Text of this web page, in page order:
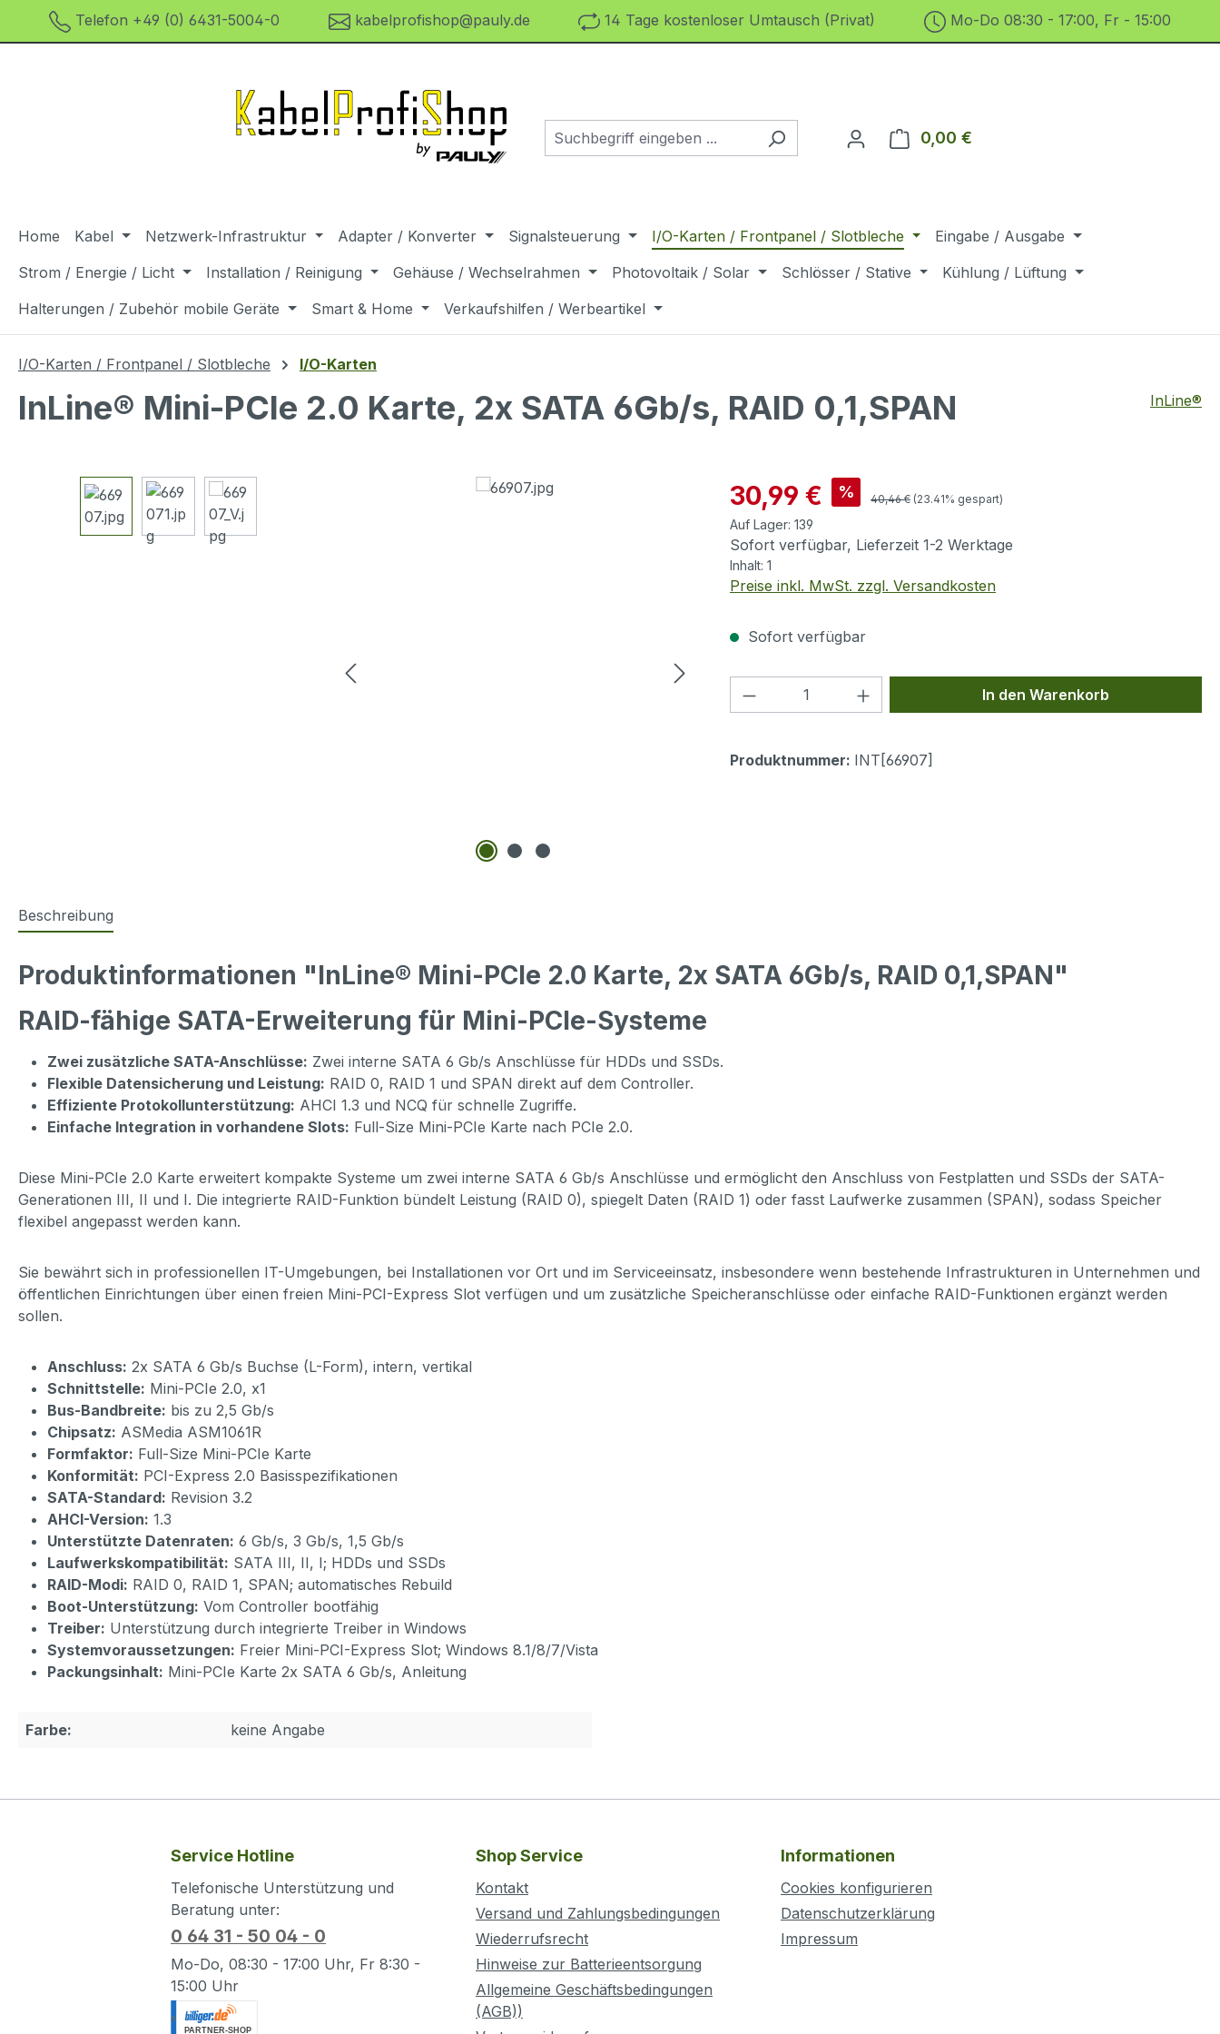
Hauptinhalt springen
Zur Suche springen
Zur Hauptnavigation springen
Telefon +49 (0) 6431-5004-0 kabelprofishop@pauly.de 14 Tage kostenloser Umtausch (Privat) Mo-Do 08:30 - 17:00, Fr - 15:00
0,00 €
Home Kabel Netzwerk-Infrastruktur Adapter / Konverter Signalsteuerung I/O-Karten / Frontpanel / Slotbleche
Eingabe / Ausgabe
Strom / Energie / Licht
Installation / Reinigung Gehäuse / Wechselrahmen Photovoltaik / Solar Schlösser / Stative
Kühlung / Lüftung
Halterungen / Zubehör mobile Geräte
Smart & Home Verkaufshilfen / Werbeartikel
I/O-Karten / Frontpanel / Slotbleche I/O-Karten
InLine® Mini-PCIe 2.0 Karte, 2x SATA 6Gb/s, RAID 0,1,SPAN InLine®
Bildergalerie überspringen Verkaufspreis:
30,99 € % Regulärer Preis:
40,46 € (23.41% gespart)
Auf Lager: 139
Sofort verfügbar, Lieferzeit 1-2 Werktage
Inhalt: 1
Preise inkl. MwSt. zzgl. Versandkosten
Sofort verfügbar
Produkt Anzahl: Gib den gewünschten Wert
In den Warenkorb
Produktnummer: INT[66907]
Beschreibung
Produktinformationen "InLine® Mini-PCIe 2.0 Karte, 2x SATA 6Gb/s, RAID 0,1,SPAN"
RAID-fähige SATA-Erweiterung für Mini-PCIe-Systeme
Zwei zusätzliche SATA-Anschlüsse: Zwei interne SATA 6 Gb/s Anschlüsse für HDDs und SSDs.
Flexible Datensicherung und Leistung: RAID 0, RAID 1 und SPAN direkt auf dem Controller.
Effiziente Protokollunterstützung: AHCI 1.3 und NCQ für schnelle Zugriffe.
Einfache Integration in vorhandene Slots: Full-Size Mini-PCIe Karte nach PCIe 2.0.
Diese Mini-PCIe 2.0 Karte erweitert kompakte Systeme um zwei interne SATA 6 Gb/s Anschlüsse und ermöglicht den Anschluss von Festplatten und SSDs der SATA-
Generationen III, II und I. Die integrierte RAID-Funktion bündelt Leistung (RAID 0), spiegelt Daten (RAID 1) oder fasst Laufwerke zusammen (SPAN), sodass Speicher
flexibel angepasst werden kann.
Sie bewährt sich in professionellen IT-Umgebungen, bei Installationen vor Ort und im Serviceeinsatz, insbesondere wenn bestehende Infrastrukturen in Unternehmen und
öffentlichen Einrichtungen über einen freien Mini-PCI-Express Slot verfügen und um zusätzliche Speicheranschlüsse oder einfache RAID-Funktionen ergänzt werden
sollen.
Anschluss: 2x SATA 6 Gb/s Buchse (L-Form), intern, vertikal
Schnittstelle: Mini-PCIe 2.0, x1
Bus-Bandbreite: bis zu 2,5 Gb/s
Chipsatz: ASMedia ASM1061R
Formfaktor: Full-Size Mini-PCIe Karte
Konformität: PCI-Express 2.0 Basisspezifikationen
SATA-Standard: Revision 3.2
AHCI-Version: 1.3
Unterstützte Datenraten: 6 Gb/s, 3 Gb/s, 1,5 Gb/s
Laufwerkskompatibilität: SATA III, II, I; HDDs und SSDs
RAID-Modi: RAID 0, RAID 1, SPAN; automatisches Rebuild
Boot-Unterstützung: Vom Controller bootfähig
Treiber: Unterstützung durch integrierte Treiber in Windows
Systemvoraussetzungen: Freier Mini-PCI-Express Slot; Windows 8.1/8/7/Vista
Packungsinhalt: Mini-PCIe Karte 2x SATA 6 Gb/s, Anleitung
Farbe: keine Angabe
Service Hotline
Telefonische Unterstützung und
Beratung unter:
0 64 31 - 50 04 - 0
Mo-Do, 08:30 - 17:00 Uhr, Fr 8:30 -
15:00 Uhr
.
Shop Service
Kontakt
Versand und Zahlungsbedingungen
Wiederrufsrecht
Hinweise zur Batterieentsorgung
Allgemeine Geschäftsbedingungen
(AGB))
Informationen
Cookies konfigurieren
Datenschutzerklärung
Impressum